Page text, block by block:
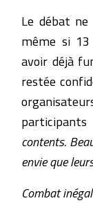
Le débat
même si 13
avoir déjà
restée
participants
contents.
envie que
Combat inégal